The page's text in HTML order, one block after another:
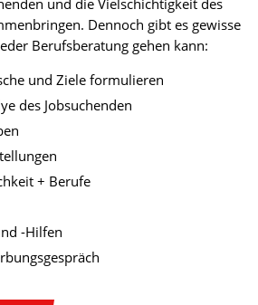
Dennoch gibt es gewisse
Berufsberatung gehen kann:
und Ziele formulieren
des Jobsuchenden
+ Berufe
-Hilfen